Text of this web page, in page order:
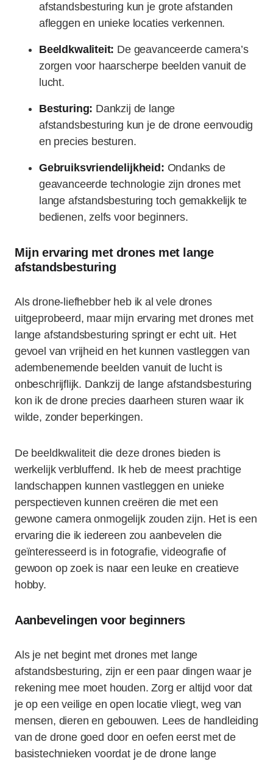
afstandsbesturing kun je grote afstanden
afleggen en unieke locaties verkennen.
Beeldkwaliteit: De geavanceerde camera’s
zorgen voor haarscherpe beelden vanuit de
lucht.
Besturing: Dankzij de lange
afstandsbesturing kun je de drone eenvoudig
en precies besturen.
Gebruiksvriendelijkheid: Ondanks de
geavanceerde technologie zijn drones met
lange afstandsbesturing toch gemakkelijk te
bedienen, zelfs voor beginners.
Mijn ervaring met drones met lange
afstandsbesturing
Als drone-liefhebber heb ik al vele drones
uitgeprobeerd, maar mijn ervaring met drones met
lange afstandsbesturing springt er echt uit. Het
gevoel van vrijheid en het kunnen vastleggen van
adembenemende beelden vanuit de lucht is
onbeschrijflijk. Dankzij de lange afstandsbesturing
kon ik de drone precies daarheen sturen waar ik
wilde, zonder beperkingen.
De beeldkwaliteit die deze drones bieden is
werkelijk verbluffend. Ik heb de meest prachtige
landschappen kunnen vastleggen en unieke
perspectieven kunnen creëren die met een
gewone camera onmogelijk zouden zijn. Het is een
ervaring die ik iedereen zou aanbevelen die
geïnteresseerd is in fotografie, videografie of
gewoon op zoek is naar een leuke en creatieve
hobby.
Aanbevelingen voor beginners
Als je net begint met drones met lange
afstandsbesturing, zijn er een paar dingen waar je
rekening mee moet houden. Zorg er altijd voor dat
je op een veilige en open locatie vliegt, weg van
mensen, dieren en gebouwen. Lees de handleiding
van de drone goed door en oefen eerst met de
basistechnieken voordat je de drone lange